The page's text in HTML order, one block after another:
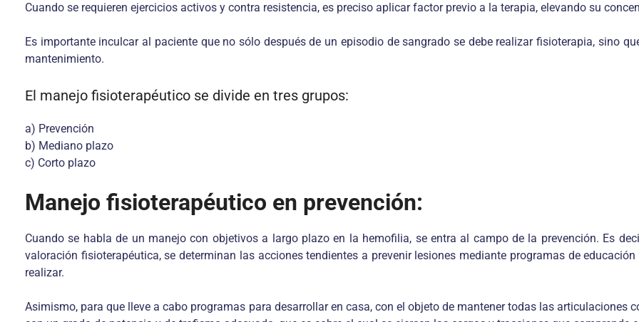
Cuando se requieren ejercicios activos y contra resistencia, es preciso aplicar factor previo a la terapia, elevando su
Es importante inculcar al paciente que no sólo después de un episodio de sangrado se debe realizar fisioterapia, sino
mantenimiento.
El manejo fisioterapéutico se divide en tres grupos:
a) Prevención
b) Mediano plazo
c) Corto plazo
Manejo fisioterapéutico en prevención:
Cuando se habla de un manejo con objetivos a largo plazo en la hemofilia, se entra al campo de la prevención. Es
valoración fisioterapéutica, se determinan las acciones tendientes a prevenir lesiones mediante programas de
realizar.
Asimismo, para que lleve a cabo programas para desarrollar en casa, con el objeto de mantener todas las